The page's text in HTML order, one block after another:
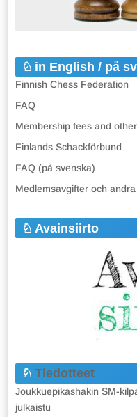
in English / på
Finnish Chess Federation
FAQ
Membership fees and
Finlands Schackförbund
FAQ (på svenska)
Medlemsavgifter och
Avainsiirto
Tiedotteet
Joukkuepikashakin SM-
julkaistu